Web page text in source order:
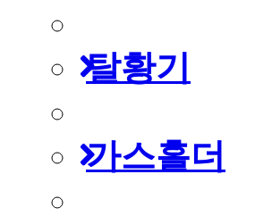
탈황기
가스홀더